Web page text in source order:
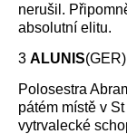
nerušil.
absolutní elitu.
3 ALUNIS
Polosestra
pátém místě v
vytrvalecké